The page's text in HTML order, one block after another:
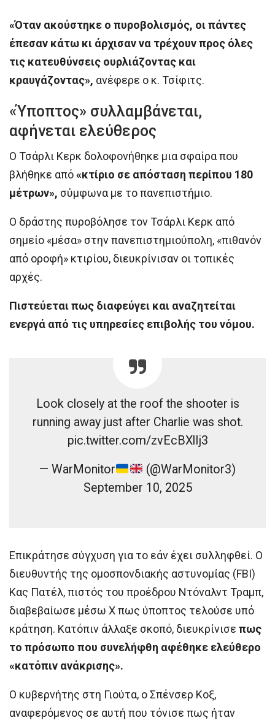
«Όταν ακούστηκε ο πυροβολισμός, οι πάντες
έπεσαν κάτω κι άρχισαν να τρέχουν προς όλες
τις κατευθύνσεις ουρλιάζοντας και
κραυγάζοντας», ανέφερε ο κ. Τσίφιτς.
«Ύποπτος» συλλαμβάνεται,
αφήνεται ελεύθερος
Ο Τσάρλι Κερκ δολοφονήθηκε μια σφαίρα που
βλήθηκε από«κτίριο σε απόσταση περίπου 180
μέτρων», σύμφωνα με το πανεπιστήμιο.
Ο δράστης πυροβόλησε τον Τσάρλι Κερκ από
σημείο «μέσα» στην πανεπιστημιούπολη, «πιθανόν
από οροφή» κτιρίου, διευκρίνισαν οι τοπικές
αρχές.
Πιστεύεται πως διαφεύγει και αναζητείται
ενεργά από τις υπηρεσίες επιβολής του νόμου.
Look closely at the roof the shooter is
running away just after Charlie was shot.
pic.twitter.com/zvEcBXlIj3
— WarMonitor
(@WarMonitor3)
September 10, 2025
Επικράτησε σύγχυση για το εάν έχει συλληφθεί. Ο
διευθυντής της ομοσπονδιακής αστυνομίας (FBI)
Κας Πατέλ, πιστός του προέδρου Ντόναλντ Τραμπ,
διαβεβαίωσε μέσω X πως ύποπτος τελούσε υπό
κράτηση. Κατόπιν άλλαξε σκοπό, διευκρίνισε πως
το πρόσωπο που συνελήφθη αφέθηκε ελεύθερο
«κατόπιν ανάκρισης».
Ο κυβερνήτης στη Γιούτα, ο Σπένσερ Κοξ,
αναφερόμενος σε αυτή που τόνισε πως ήταν